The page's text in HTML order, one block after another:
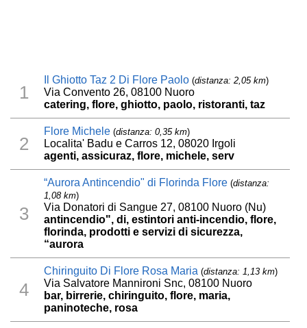
1
Il Ghiotto Taz 2 Di Flore Paolo (distanza: 2,05 km)
Via Convento 26, 08100 Nuoro
catering, flore, ghiotto, paolo, ristoranti, taz
2
Flore Michele (distanza: 0,35 km)
Localita' Badu e Carros 12, 08020 Irgoli
agenti, assicuraz, flore, michele, serv
3
“Aurora Antincendio" di Florinda Flore (distanza:
1,08 km)
Via Donatori di Sangue 27, 08100 Nuoro (Nu)
antincendio", di, estintori anti-incendio, flore,
florinda, prodotti e servizi di sicurezza,
“aurora
4
Chiringuito Di Flore Rosa Maria (distanza: 1,13 km)
Via Salvatore Mannironi Snc, 08100 Nuoro
bar, birrerie, chiringuito, flore, maria,
paninoteche, rosa